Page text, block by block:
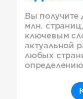
Вы получите
млн.
ключевым
актуальной
любых